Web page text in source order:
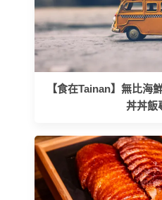
【食在Tainan】無比海
丼丼飯